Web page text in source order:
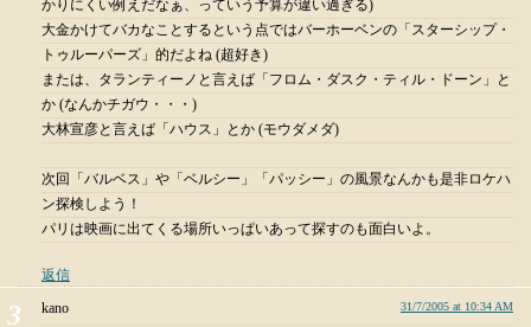
かりにくい例えだなぁ、っていう予算が違い過ぎる)
大金かけてバカなことするという点ではバーホーベンの「スターシップ・
トゥルーパーズ」的だよね (超好き)
または、タランティーノと言えば「フロム・ダスク・ティル・ドーン」と
か (なんかチガウ・・・)
大林宣彦と言えば「ハウス」とか (モウダメダ)
次回「バルベス」や「ベルシー」「パッシー」の風景なんかも是非ロケハ
ン探検しよう！
パリは映画に出てくる場所いっぱいあって探すのも面白いよ。
返信
kano
31/7/2005 at 10:34 AM